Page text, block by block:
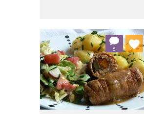
5
Dodaj do ulubionych
Wybierz listę: